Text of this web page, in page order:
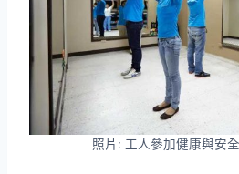
照片: 工人參加健康與安